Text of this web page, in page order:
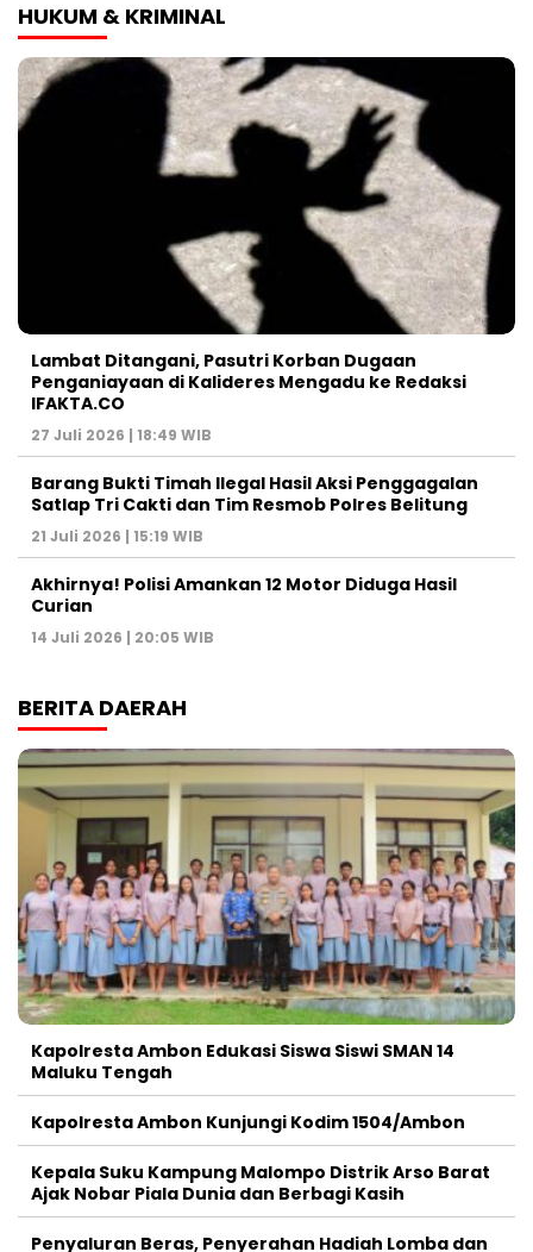
HUKUM & KRIMINAL
Lambat Ditangani, Pasutri Korban Dugaan
Penganiayaan di Kalideres Mengadu ke Redaksi
IFAKTA.CO
27 Juli 2026 | 18:49 WIB
Barang Bukti Timah Ilegal Hasil Aksi Penggagalan
Satlap Tri Cakti dan Tim Resmob Polres Belitung
21 Juli 2026 | 15:19 WIB
Akhirnya! Polisi Amankan 12 Motor Diduga Hasil
Curian
14 Juli 2026 | 20:05 WIB
BERITA DAERAH
Kapolresta Ambon Edukasi Siswa Siswi SMAN 14
Maluku Tengah
Kapolresta Ambon Kunjungi Kodim 1504/Ambon
Kepala Suku Kampung Malompo Distrik Arso Barat
Ajak Nobar Piala Dunia dan Berbagi Kasih
Penyaluran Beras, Penyerahan Hadiah Lomba dan